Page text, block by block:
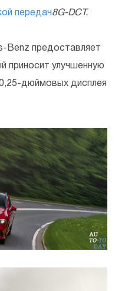
передач 8G-DCT.
Benz предоставляет
приносит улучшенную
дюймовых дисплея